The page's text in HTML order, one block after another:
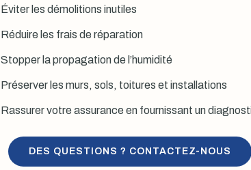
Éviter les démolitions inutiles
Réduire les frais de réparation
Stopper la propagation de l’humidité
Préserver les murs, sols, toitures et installations
Rassurer votre assurance en fournissant un
DES QUESTIONS ? CONTACTEZ-NOUS